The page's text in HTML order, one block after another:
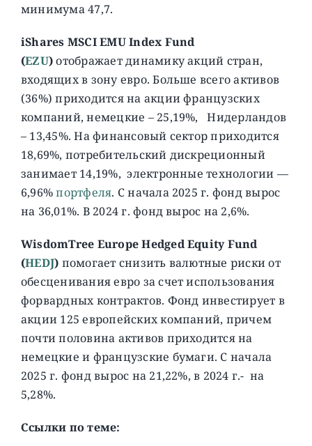
минимума 47,7.
iShares MSCI EMU Index Fund
(EZU)отображает динамику акций стран,
входящих в зону евро. Больше всего активов
(36%) приходится на акции французских
компаний, немецкие – 25,19%, Нидерландов
– 13,45%. На финансовый сектор приходится
18,69%, потребительский дискреционный
занимает 14,19%, электронные технологии —
6,96%портфеля. С начала 2025 г. фонд вырос
на 36,01%. В 2024 г. фонд вырос на 2,6%.
WisdomTree Europe Hedged Equity Fund
(HEDJ) помогает снизить валютные риски от
обесценивания евро за счет использования
форвардных контрактов. Фонд инвестирует в
акции 125 европейских компаний, причем
почти половина активов приходится на
немецкие и французские бумаги. C начала
2025 г. фонд вырос на 21,22%, в 2024 г.- на
5,28%.
Ссылки по теме: